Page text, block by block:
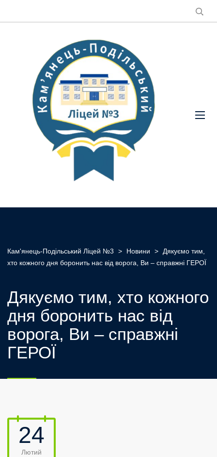
Кам'янець-Подільський Ліцей №3 > Новини > Дякуємо тим,
хто кожного дня боронить нас від ворога, Ви – справжні ГЕРОЇ
Дякуємо тим, хто кожного
дня боронить нас від
ворога, Ви – справжні
ГЕРОЇ
24
Лютий